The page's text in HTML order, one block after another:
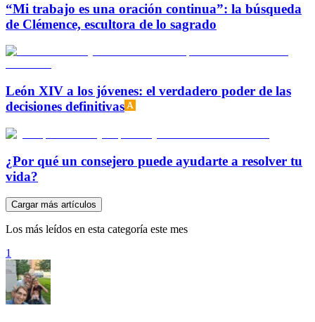
“Mi trabajo es una oración continua”: la búsqueda
de Clémence, escultora de lo sagrado
León XIV a los jóvenes: el verdadero poder de las
decisiones definitivas
¿Por qué un consejero puede ayudarte a resolver tu
vida?
Cargar más artículos
Los más leídos en esta categoría este mes
1